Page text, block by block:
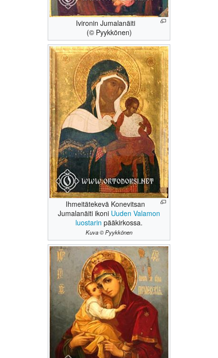
Ivironin Jumalanäiti
(© Pyykkönen)
Ihmeitätekevä Konevitsan
Jumalanäiti ikoni Uuden Valamon
luostarin pääkirkossa.
Kuva © Pyykkönen